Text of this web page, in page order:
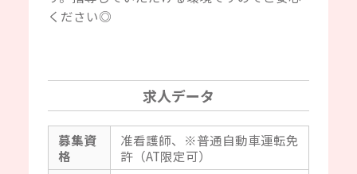
ください◎
求人データ
募集資
格
准看護師、※普通自動車運転免
許（AT限定可）